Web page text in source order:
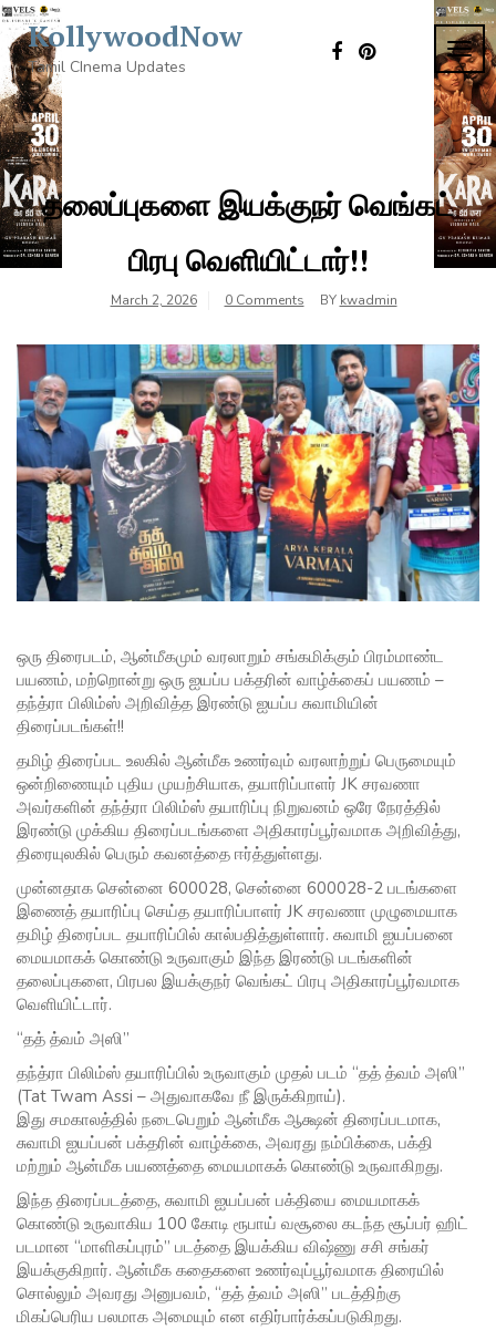
Skip
to
content
KollywoodNow
Tamil CInema Updates
தலைப்புகளை இயக்குநர் வெங்கட்
பிரபு வெளியிட்டார்!!
March 2, 2026 0 Comments BY kwadmin
ஒரு திரைபடம், ஆன்மீகமும் வரலாறும் சங்கமிக்கும் பிரம்மாண்ட
பயணம், மற்றொன்று ஒரு ஐயப்ப பக்தரின் வாழ்க்கைப் பயணம் –
தந்த்ரா பிலிம்ஸ் அறிவித்த இரண்டு ஐயப்ப சுவாமியின்
திரைப்படங்கள்!!
தமிழ் திரைப்பட உலகில் ஆன்மீக உணர்வும் வரலாற்றுப் பெருமையும்
ஒன்றிணையும் புதிய முயற்சியாக, தயாரிப்பாளர் JK சரவணா
அவர்களின் தந்த்ரா பிலிம்ஸ் தயாரிப்பு நிறுவனம் ஒரே நேரத்தில்
இரண்டு முக்கிய திரைப்படங்களை அதிகாரப்பூர்வமாக அறிவித்து,
திரையுலகில் பெரும் கவனத்தை ஈர்த்துள்ளது.
முன்னதாக சென்னை 600028, சென்னை 600028-2 படங்களை
இணைத் தயாரிப்பு செய்த தயாரிப்பாளர் JK சரவணா முழுமையாக
தமிழ் திரைப்பட தயாரிப்பில் கால்பதித்துள்ளார். சுவாமி ஐயப்பனை
மையமாகக் கொண்டு உருவாகும் இந்த இரண்டு படங்களின்
தலைப்புகளை, பிரபல இயக்குநர் வெங்கட் பிரபு அதிகாரப்பூர்வமாக
வெளியிட்டார்.
“தத் த்வம் அஸி”
தந்த்ரா பிலிம்ஸ் தயாரிப்பில் உருவாகும் முதல் படம் “தத் த்வம் அஸி”
(Tat Twam Assi – அதுவாகவே நீ இருக்கிறாய்).
இது சமகாலத்தில் நடைபெறும் ஆன்மீக ஆக்ஷன் திரைப்படமாக,
சுவாமி ஐயப்பன் பக்தரின் வாழ்க்கை, அவரது நம்பிக்கை, பக்தி
மற்றும் ஆன்மீக பயணத்தை மையமாகக் கொண்டு உருவாகிறது.
இந்த திரைப்படத்தை, சுவாமி ஐயப்பன் பக்தியை மையமாகக்
கொண்டு உருவாகிய 100 கோடி ரூபாய் வசூலை கடந்த சூப்பர் ஹிட்
படமான “மாளிகப்புரம்” படத்தை இயக்கிய விஷ்ணு சசி சங்கர்
இயக்குகிறார். ஆன்மீக கதைகளை உணர்வுப்பூர்வமாக திரையில்
சொல்லும் அவரது அனுபவம், “தத் த்வம் அஸி” படத்திற்கு
மிகப்பெரிய பலமாக அமையும் என எதிர்பார்க்கப்படுகிறது.